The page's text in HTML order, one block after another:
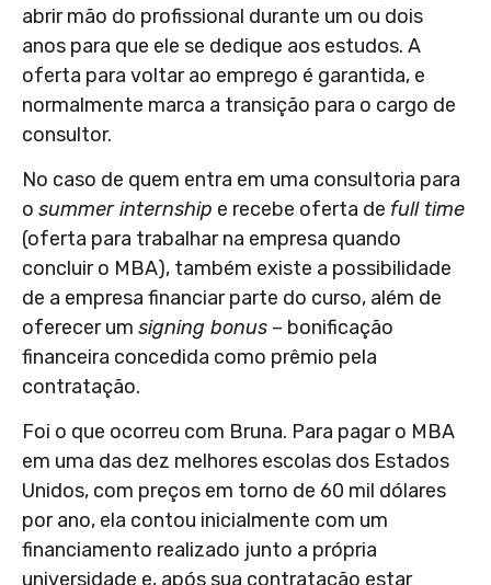
abrir mão do profissional durante um ou dois
anos para que ele se dedique aos estudos. A
oferta para voltar ao emprego é garantida, e
normalmente marca a transição para o cargo de
consultor.
No caso de quem entra em uma consultoria para
o summer internship e recebe oferta de full time
(oferta para trabalhar na empresa quando
concluir o MBA), também existe a possibilidade
de a empresa financiar parte do curso, além de
oferecer um signing bonus – bonificação
financeira concedida como prêmio pela
contratação.
Foi o que ocorreu com Bruna. Para pagar o MBA
em uma das dez melhores escolas dos Estados
Unidos, com preços em torno de 60 mil dólares
por ano, ela contou inicialmente com um
financiamento realizado junto a própria
universidade e, após sua contratação estar